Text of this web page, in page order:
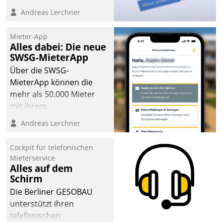
Cockpit für mobile
Datatrain. Die meravis
Wohnungsbau- und
Immobilien GmbH hat
sich dabei für den Betrieb
der Lösung über die SAP
Cloud Platform
entschieden - als erstes
Unternehmen am
Andreas Lerchner
Mieter-App
Alles dabei: Die neue
SWSG-MieterApp
Über die SWSG-
MieterApp können die
mehr als 50.000 Mieter
mit ihrem
Wohnungsunternehmen
kommunizieren, auf dem
einsehen und ändern
oder
Schadensmeldungen
abgeben – rund um die
Uhr.
Andreas Lerchner
Cockpit für telefonischen
Mieterservice
Alles auf dem
Schirm
Die Berliner GESOBAU
unterstützt ihren
telefonischen